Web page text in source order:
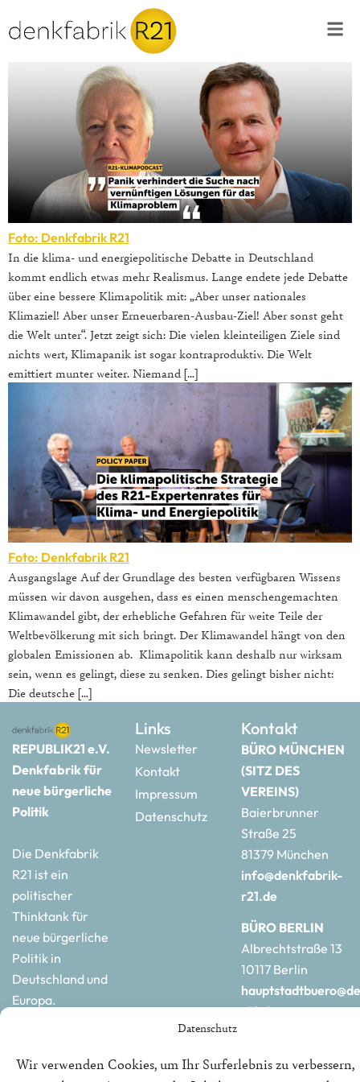
Datenschutz
Wir verwenden Cookies, um Ihr Surferlebnis zu verbessern,
Foto: Denkfabrik R21
In die klima- und energiepolitische Debatte in Deutschland
kommt endlich etwas mehr Realismus. Lange endete jede Debatte
über eine bessere Klimapolitik mit: „Aber unser nationales
Klimaziel! Aber unser Erneuerbaren-Ausbau-Ziel! Aber sonst geht
die Welt unter“. Jetzt zeigt sich: Die vielen kleinteiligen Ziele sind
nichts wert, Klimapanik ist sogar kontraproduktiv. Die Welt
emittiert munter weiter. Niemand […]
Foto: Denkfabrik R21
Ausgangslage Auf der Grundlage des besten verfügbaren Wissens
müssen wir davon ausgehen, dass es einen menschengemachten
Klimawandel gibt, der erhebliche Gefahren für weite Teile der
Weltbevölkerung mit sich bringt. Der Klimawandel hängt von den
globalen Emissionen ab. Klimapolitik kann deshalb nur wirksam
sein, wenn es gelingt, diese zu senken. Dies gelingt bisher nicht:
Die deutsche […]
REPUBLIK21 e.V.
Denkfabrik für
neue bürgerliche
Politik
Die Denkfabrik
R21 ist ein
politischer
Thinktank für
neue bürgerliche
Politik in
Deutschland und
Europa.
Links
Newsletter
Kontakt
Impressum
Datenschutz
Kontakt
BÜRO MÜNCHEN
(SITZ DES
VEREINS)
Baierbrunner
Straße 25
81379 München
info@denkfabrik-
r21.de
BÜRO BERLIN
Albrechtstraße 13
10117 Berlin
r21.de